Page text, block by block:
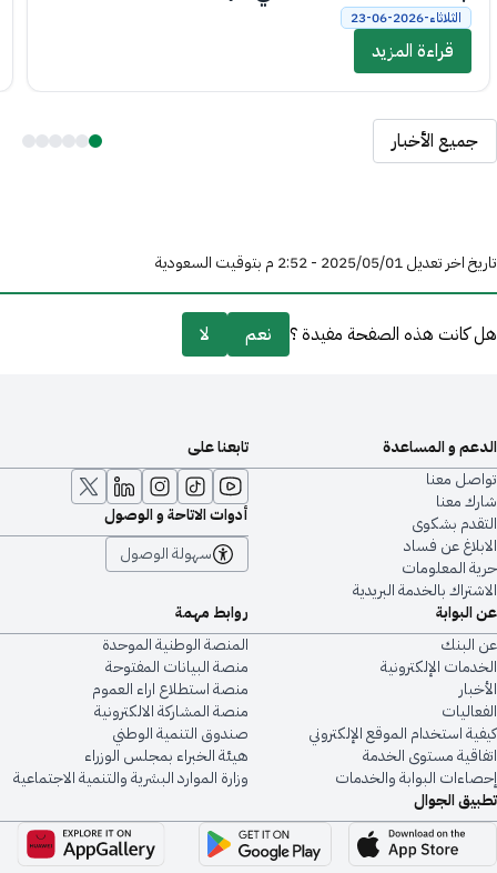
الثلاثاء-2026-06-23
قراءة المزيد
جميع الأخبار
تاريخ اخر تعديل 01‏/05‏/2025 - 2:52 م بتوقيت السعودية
هل كانت هذه الصفحة مفيدة ؟ نعم لا
عن البوابة
عن البنك
الخدمات الإلكترونية
الأخبار
الفعاليات
كيفية استخدام الموقع الإلكتروني
اتفاقية مستوى الخدمة
إحصاءات البوابة والخدمات
روابط مهمة
المنصة الوطنية الموحدة
منصة البيانات المفتوحة
منصة استطلاع اراء العموم
منصة المشاركة الالكترونية
صندوق التنمية الوطني
هيئة الخبراء بمجلس الوزراء
وزارة الموارد البشرية والتنمية الاجتماعية
الدعم و المساعدة
تواصل معنا
شارك معنا
التقدم بشكوى
الابلاغ عن فساد
حرية المعلومات
الاشتراك بالخدمة البريدية
تابعنا على
أدوات الاتاحة و الوصول
سهولة الوصول
تطبيق الجوال